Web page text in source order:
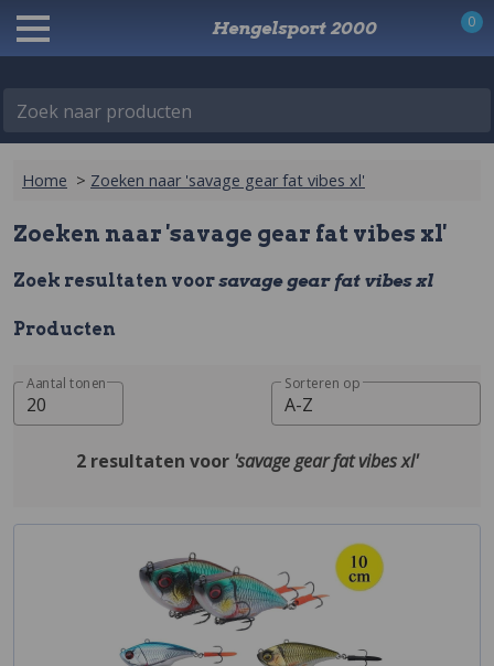
Zoek naar producten
Hengelsport 2000 0
Home > Zoeken naar 'savage gear fat vibes xl'
Zoeken naar 'savage gear fat vibes xl'
Zoek resultaten voorsavage gear fat vibes xl
Producten
Aantal tonen
20
Sorteren op
A-Z
2 resultaten voor 'savage gear fat vibes xl'